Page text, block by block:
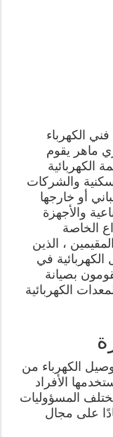
فني الكهرباء
ماهر يقوم
الكهربائية
والشركات
أو خارجها
والأجهزة
الخاصة
، الذين
في
بصيانة
الكهربائية
الكهرباء من
الأفراد
المسؤوليات
على مجال